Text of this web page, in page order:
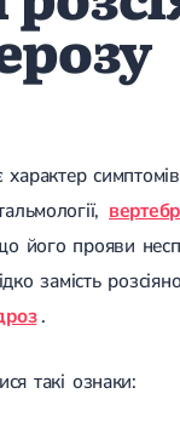
його прояви
замість
.
такі ознаки: